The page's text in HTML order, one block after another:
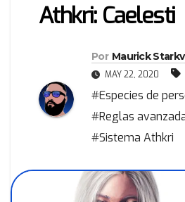
Athkri: Caelesti
Por Maurick
MAY 22, 2020
#Especies de
#Reglas
#Sistema Athkri